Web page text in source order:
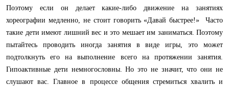
Поэтому если он делает какие-либо движение на занятиях
хореографии медленно, не стоит говорить «Давай быстрее!» Часто
такие дети имеют лишний вес и это мешает им заниматься. Поэтому
пытайтесь проводить иногда занятия в виде игры, это может
подтолкнуть его на выполнение всего на протяжении занятия.
Гипоактивные дети немногословны. Но это не значит, что они не
слушают вас. Главное в процессе общения стремиться хвалить и